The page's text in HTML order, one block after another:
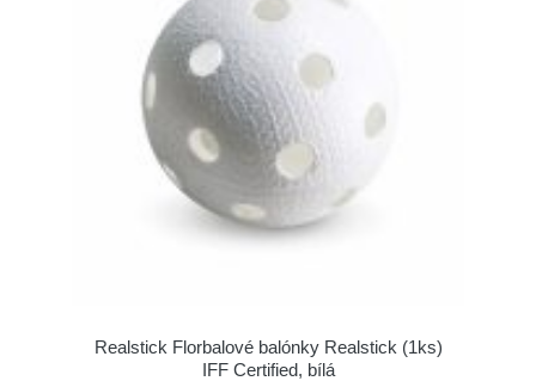
Realstick Florbalové balónky Realstick (1ks)
IFF Certified, bílá